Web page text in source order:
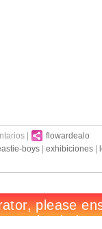
|
flowardealo
boys exhibiciones